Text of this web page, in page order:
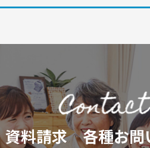
資料請求各種お問